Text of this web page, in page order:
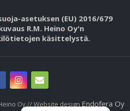
asetuksen (EU) 2016/679
R.M. Heino Oy'n
käsittelystä.
Oy // Website design Endofera Oy